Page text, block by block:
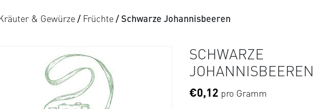
& Gewürze / Früchte / Schwarze Johannisbeeren
SCHWARZE
JOHANNISBEEREN
€0,12 pro Gramm